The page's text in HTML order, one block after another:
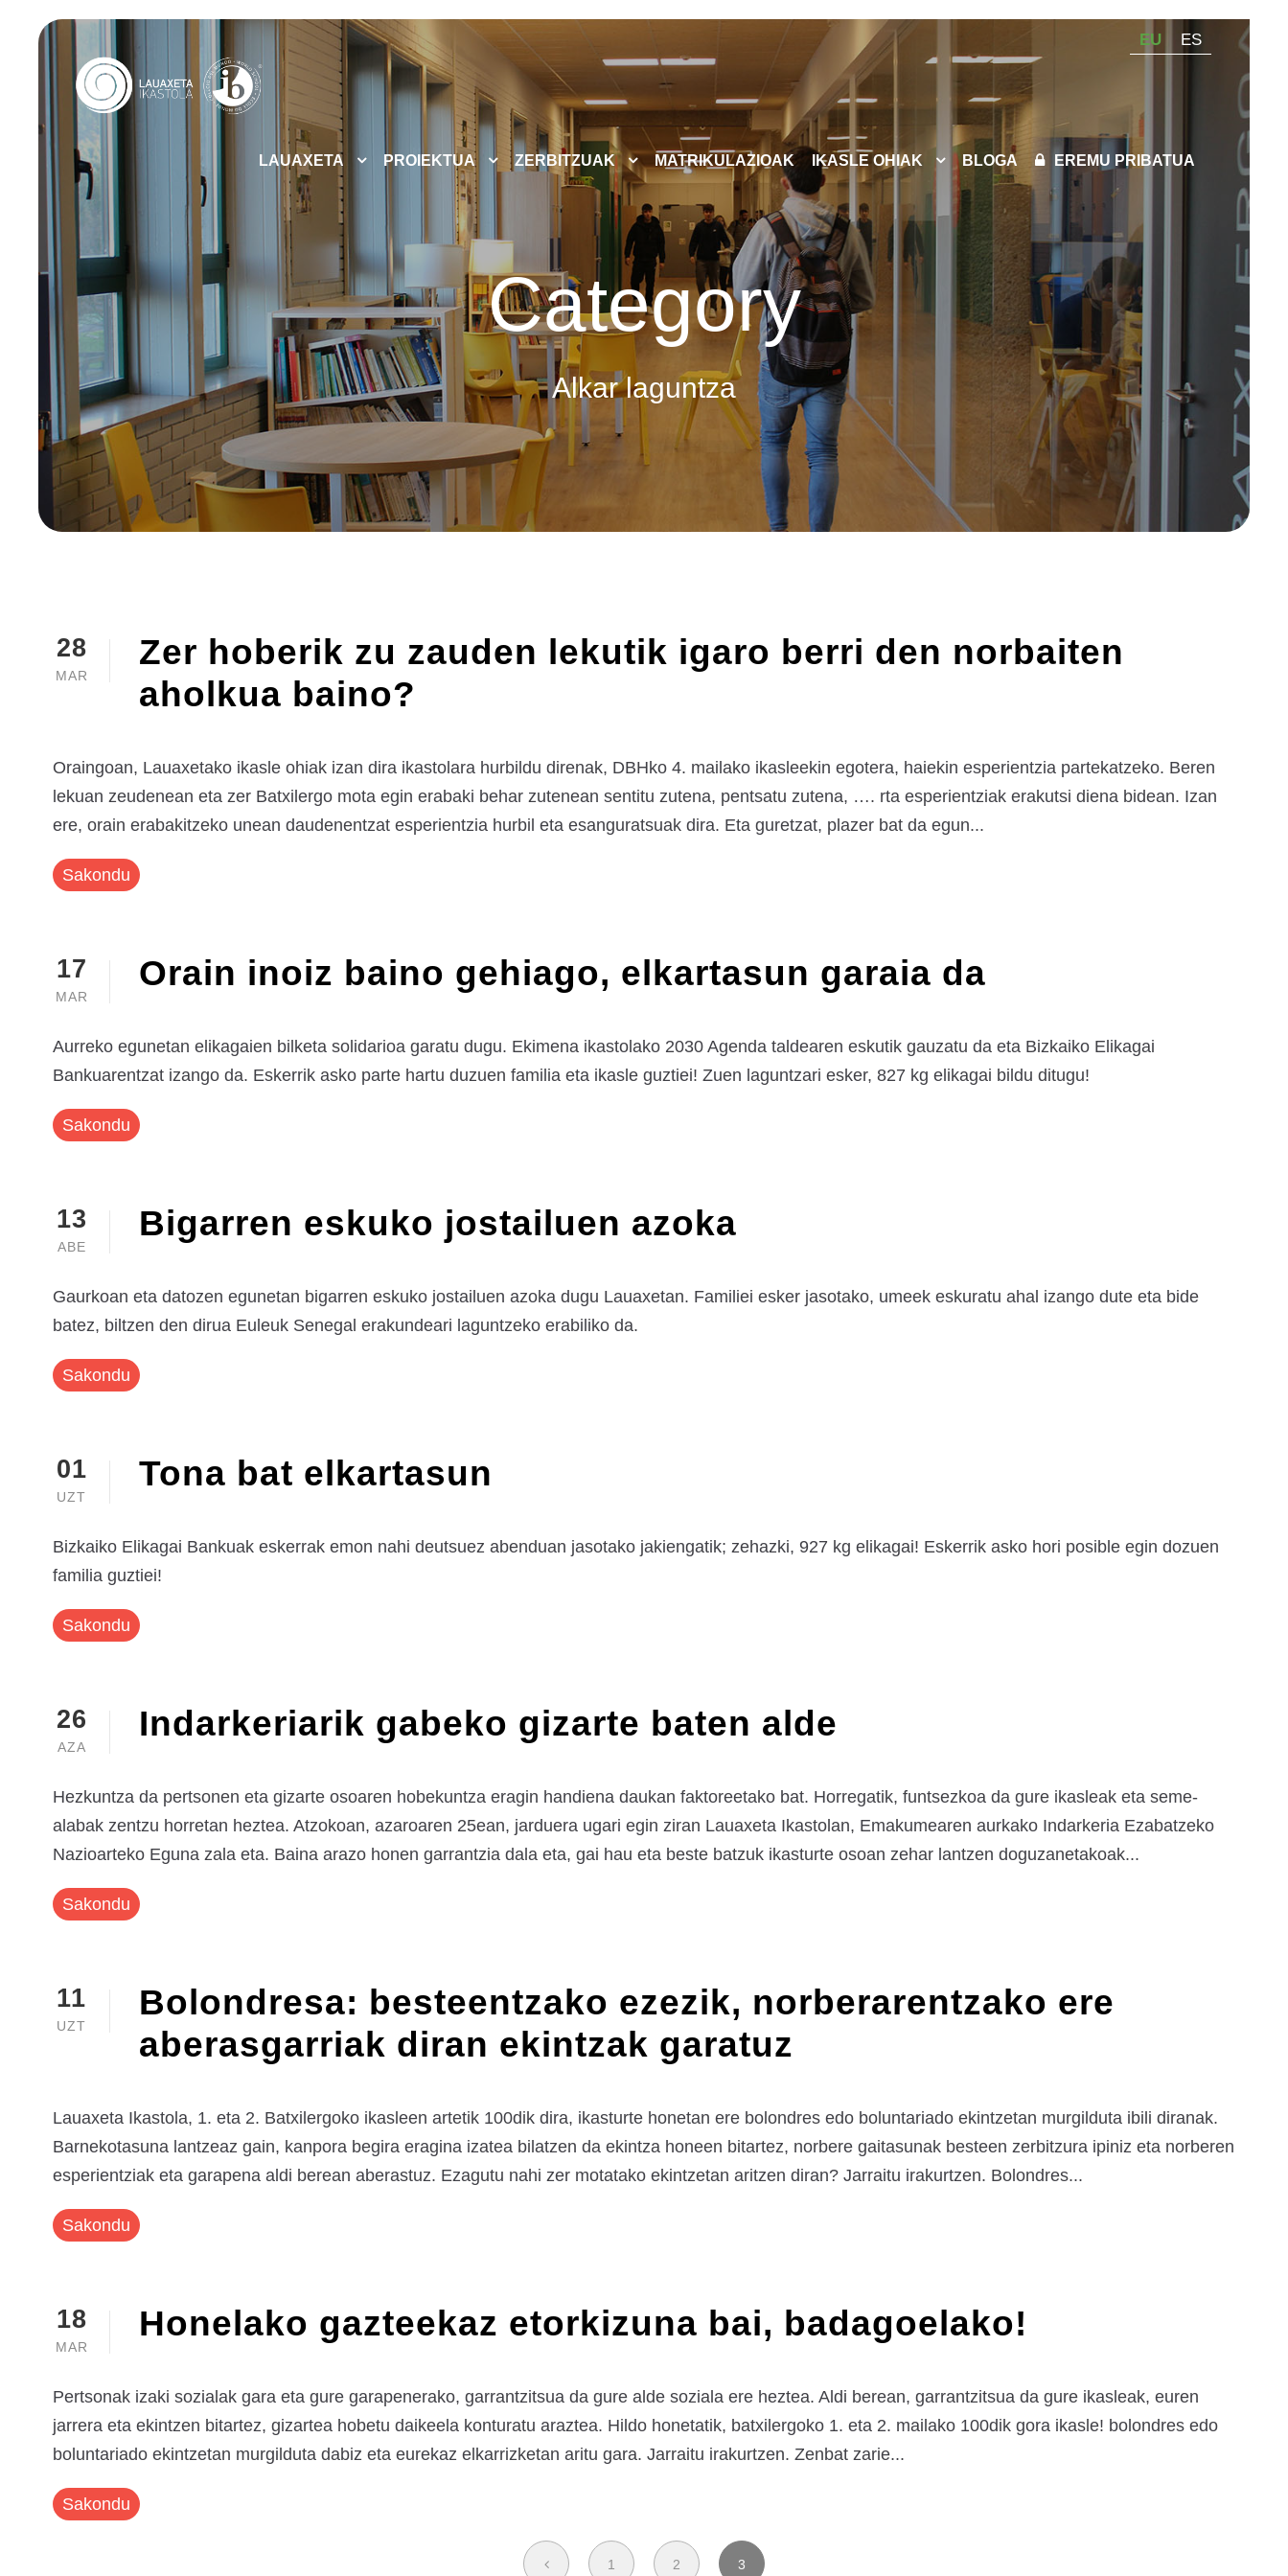
EU ES
LAUAXETA PROIEKTUA ZERBITZUAK MATRIKULAZIOAK IKASLE OHIAK BLOGA EREMU PRIBATUA
Category
Alkar laguntza
28
MAR
Zer hoberik zu zauden lekutik igaro berri den norbaiten
aholkua baino?
Oraingoan, Lauaxetako ikasle ohiak izan dira ikastolara hurbildu direnak, DBHko 4. mailako ikasleekin egotera, haiekin esperientzia partekatzeko. Beren
lekuan zeudenean eta zer Batxilergo mota egin erabaki behar zutenean sentitu zutena, pentsatu zutena, …. rta esperientziak erakutsi diena bidean. Izan
ere, orain erabakitzeko unean daudenentzat esperientzia hurbil eta esanguratsuak dira. Eta guretzat, plazer bat da egun...
Sakondu
17
MAR
Orain inoiz baino gehiago, elkartasun garaia da
Aurreko egunetan elikagaien bilketa solidarioa garatu dugu. Ekimena ikastolako 2030 Agenda taldearen eskutik gauzatu da eta Bizkaiko Elikagai
Bankuarentzat izango da. Eskerrik asko parte hartu duzuen familia eta ikasle guztiei! Zuen laguntzari esker, 827 kg elikagai bildu ditugu!
Sakondu
13
ABE
Bigarren eskuko jostailuen azoka
Gaurkoan eta datozen egunetan bigarren eskuko jostailuen azoka dugu Lauaxetan. Familiei esker jasotako, umeek eskuratu ahal izango dute eta bide
batez, biltzen den dirua Euleuk Senegal erakundeari laguntzeko erabiliko da.
Sakondu
01
UZT
Tona bat elkartasun
Bizkaiko Elikagai Bankuak eskerrak emon nahi deutsuez abenduan jasotako jakiengatik; zehazki, 927 kg elikagai! Eskerrik asko hori posible egin dozuen
familia guztiei!
Sakondu
26
AZA
Indarkeriarik gabeko gizarte baten alde
Hezkuntza da pertsonen eta gizarte osoaren hobekuntza eragin handiena daukan faktoreetako bat. Horregatik, funtsezkoa da gure ikasleak eta seme-
alabak zentzu horretan heztea. Atzokoan, azaroaren 25ean, jarduera ugari egin ziran Lauaxeta Ikastolan, Emakumearen aurkako Indarkeria Ezabatzeko
Nazioarteko Eguna zala eta. Baina arazo honen garrantzia dala eta, gai hau eta beste batzuk ikasturte osoan zehar lantzen doguzanetakoak...
Sakondu
11
UZT
Bolondresa: besteentzako ezezik, norberarentzako ere
aberasgarriak diran ekintzak garatuz
Lauaxeta Ikastola, 1. eta 2. Batxilergoko ikasleen artetik 100dik dira, ikasturte honetan ere bolondres edo boluntariado ekintzetan murgilduta ibili diranak.
Barnekotasuna lantzeaz gain, kanpora begira eragina izatea bilatzen da ekintza honeen bitartez, norbere gaitasunak besteen zerbitzura ipiniz eta norberen
esperientziak eta garapena aldi berean aberastuz. Ezagutu nahi zer motatako ekintzetan aritzen diran? Jarraitu irakurtzen. Bolondres...
Sakondu
18
MAR
Honelako gazteekaz etorkizuna bai, badagoelako!
Pertsonak izaki sozialak gara eta gure garapenerako, garrantzitsua da gure alde soziala ere heztea. Aldi berean, garrantzitsua da gure ikasleak, euren
jarrera eta ekintzen bitartez, gizartea hobetu daikeela konturatu araztea. Hildo honetatik, batxilergoko 1. eta 2. mailako 100dik gora ikasle! bolondres edo
boluntariado ekintzetan murgilduta dabiz eta eurekaz elkarrizketan aritu gara. Jarraitu irakurtzen. Zenbat zarie...
Sakondu
1 2 3